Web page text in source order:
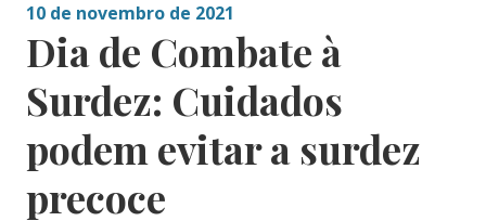
10 de novembro de 2021
Dia de Combate à
Surdez: Cuidados
podem evitar a surdez
precoce